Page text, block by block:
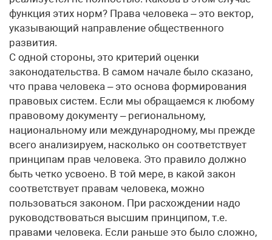
функция этих норм? Права человека – это вектор,
указывающий направление общественного
развития.
С одной стороны, это критерий оценки
законодательства. В самом начале было сказано,
что права человека – это основа формирования
правовых систем. Если мы обращаемся к любому
правовому документу – региональному,
национальному или международному, мы прежде
всего анализируем, насколько он соответствует
принципам прав человека. Это правило должно
быть четко усвоено. В той мере, в какой закон
соответствует правам человека, можно
пользоваться законом. При расхождении надо
руководствоваться высшим принципом, т.е.
правами человека. Если раньше это было сложно,